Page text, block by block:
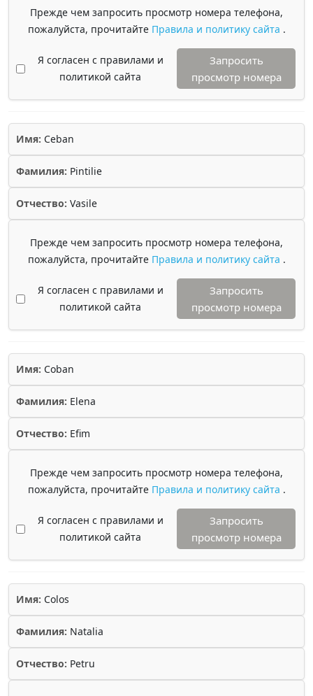
Прежде чем запросить просмотр номера телефона,
пожалуйста, прочитайте Правила и политику сайта .
Я согласен с правилами и
политикой сайта
Запросить
просмотр номера
Имя: Ceban
Фамилия: Pintilie
Отчество: Vasile
Прежде чем запросить просмотр номера телефона,
пожалуйста, прочитайте Правила и политику сайта .
Я согласен с правилами и
политикой сайта
Запросить
просмотр номера
Имя: Coban
Фамилия: Elena
Отчество: Efim
Прежде чем запросить просмотр номера телефона,
пожалуйста, прочитайте Правила и политику сайта .
Я согласен с правилами и
политикой сайта
Запросить
просмотр номера
Имя: Colos
Фамилия: Natalia
Отчество: Petru